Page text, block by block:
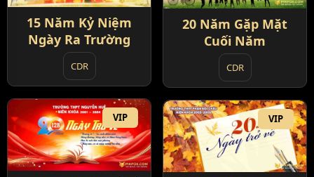
15 Năm Kỷ Niệm
Ngày Ra Trường
CDR
20 Năm Gặp Mặt
Cuối Năm
CDR
VIP VIP